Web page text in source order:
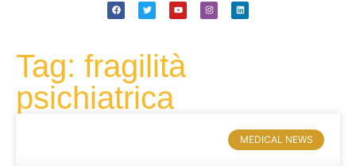
Tag: fragilità
psichiatrica
MEDICAL NEWS